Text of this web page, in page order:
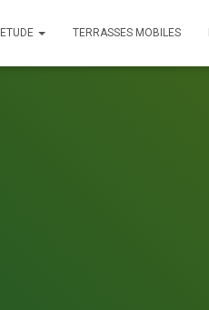
ETUDE TERRASSES MOBILES